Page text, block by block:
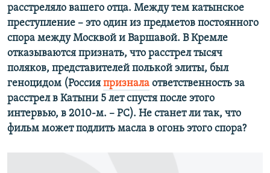
расстреляло вашего отца. Между тем катынское
преступление – это один из предметов постоянного
спора между Москвой и Варшавой. В Кремле
отказываются признать, что расстрел тысяч
поляков, представителей полькой элиты, был
геноцидом (Россия признала ответственность за
расстрел в Катыни 5 лет спустя после этого
интервью, в 2010-м. – РС). Не станет ли так, что
фильм может подлить масла в огонь этого спора?